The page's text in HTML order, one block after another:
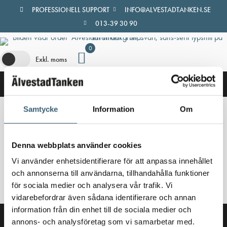
Samtycke Information Om
Denna webbplats använder cookies
Vi använder enhetsidentifierare för att anpassa innehållet
och annonserna till användarna, tillhandahålla funktioner
för sociala medier och analysera vår trafik. Vi
vidarebefordrar även sådana identifierare och annan
information från din enhet till de sociala medier och
annons- och analysföretag som vi samarbetar med.
Hoppa
innehåll
PROFESSIONELL SUPPORT
INFO@ALVESTADTANKEN.SE
013-39 30 90
Exkl. moms
0
Självfall ibc
Inga produkter hittades som motsvarar ditt val.